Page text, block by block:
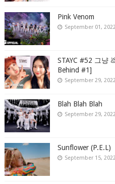
Pink Venom
September 01, 2022
STAYC #52 그냥
Behind #1]
September 29, 2022
Blah Blah Blah
September 29, 2022
Sunflower (P.E.L)
September 15, 2022